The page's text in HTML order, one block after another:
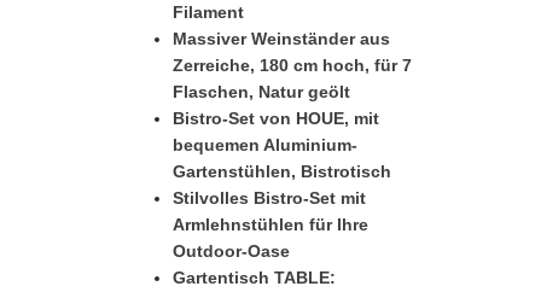
Filament
Massiver Weinständer aus
Zerreiche, 180 cm hoch, für 7
Flaschen, Natur geölt
Bistro-Set von HOUE, mit
bequemen Aluminium-
Gartenstühlen, Bistrotisch
Stilvolles Bistro-Set mit
Armlehnstühlen für Ihre
Outdoor-Oase
Gartentisch TABLE: